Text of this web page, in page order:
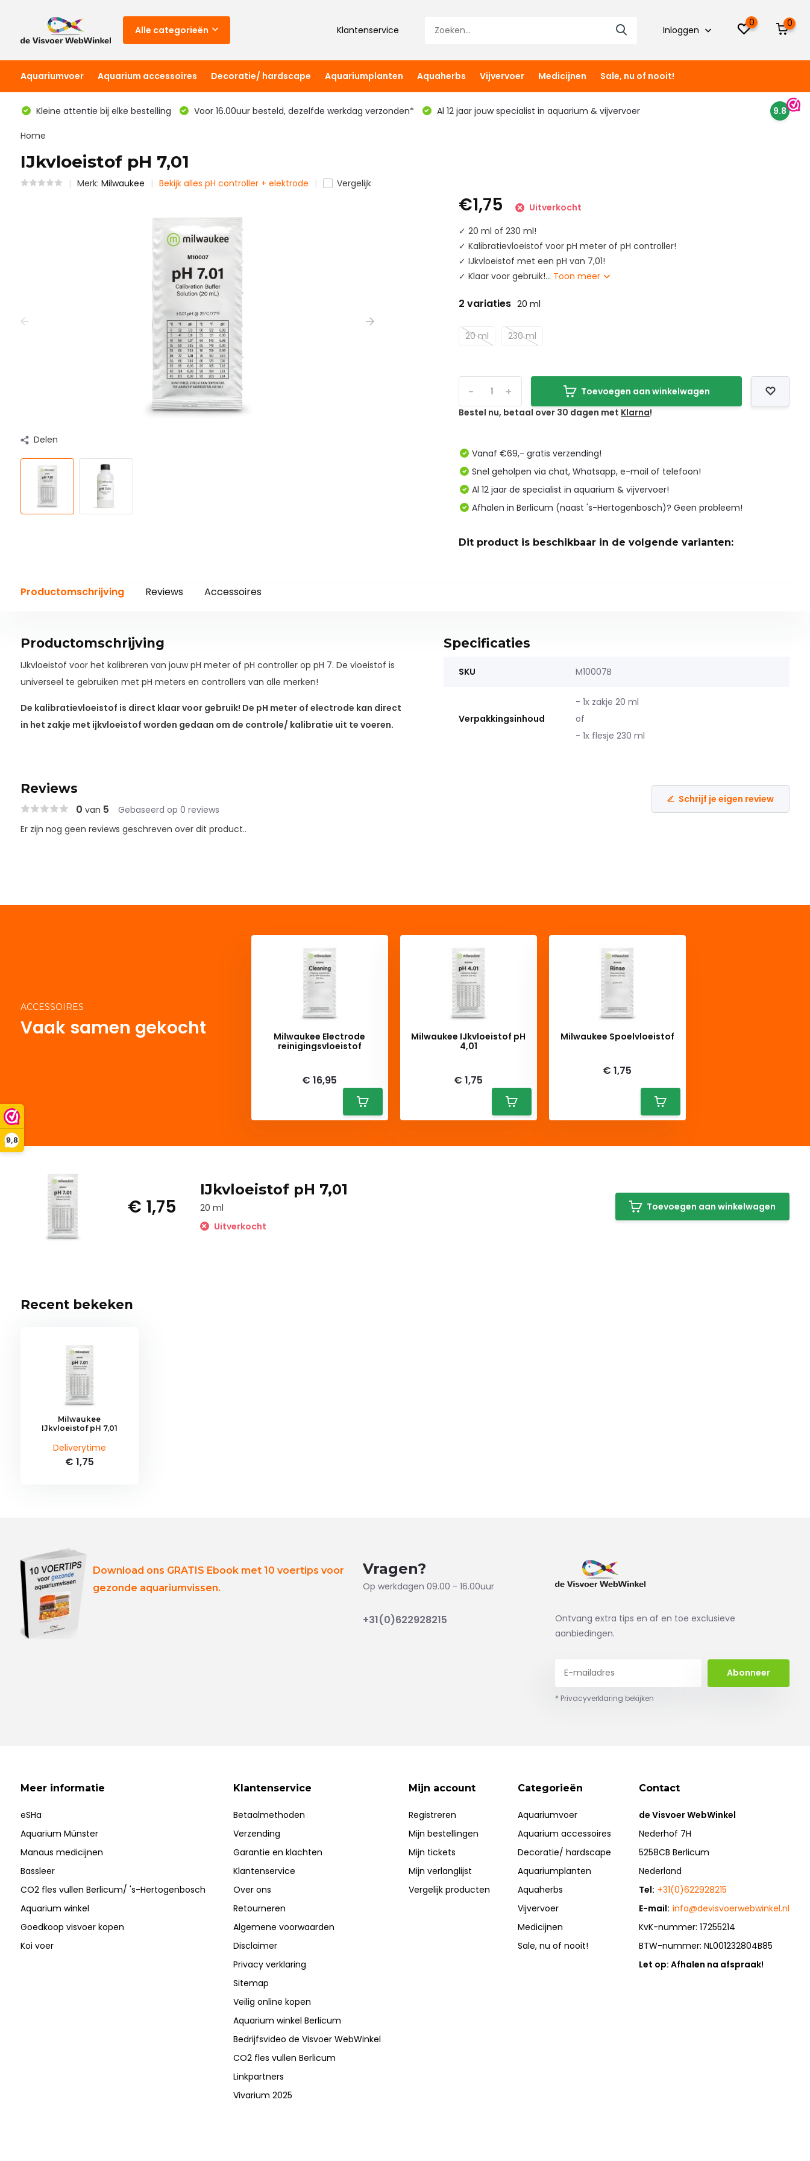
9,8
Alle categorieën Klantenservice Inloggen
0 0
Aquariumvoer Aquarium accessoires Decoratie/ hardscape Aquariumplanten Aquaherbs Vijvervoer Medicijnen Sale, nu of nooit!
Kleine attentie bij elke bestelling Voor 16.00uur besteld, dezelfde werkdag verzonden* Al 12 jaar jouw specialist in aquarium & vijvervoer 9.8
Home
IJkvloeistof pH 7,01
Merk: Milwaukee Bekijk alles pH controller + elektrode Vergelijk
Delen
€1,75
Uitverkocht
✓ 20 ml of 230 ml!
✓ Kalibratievloeistof voor pH meter of pH controller!
✓ IJkvloeistof met een pH van 7,01!
✓ Klaar voor gebruik!... Toon meer
2 variaties 20 ml
20 ml 230 ml
+
-
Toevoegen aan winkelwagen
Bestel nu, betaal over 30 dagen met Klarna!
Vanaf €69,- gratis verzending!
Snel geholpen via chat, Whatsapp, e-mail of telefoon!
Al 12 jaar de specialist in aquarium & vijvervoer!
Afhalen in Berlicum (naast 's-Hertogenbosch)? Geen probleem!
Dit product is beschikbaar in de volgende varianten:
Productomschrijving Reviews Accessoires
Productomschrijving
IJkvloeistof voor het kalibreren van jouw pH meter of pH controller op pH 7. De vloeistof is
universeel te gebruiken met pH meters en controllers van alle merken!
De kalibratievloeistof is direct klaar voor gebruik! De pH meter of electrode kan direct
in het zakje met ijkvloeistof worden gedaan om de controle/ kalibratie uit te voeren.
Specificaties
SKU M10007B
Verpakkingsinhoud
- 1x zakje 20 ml
of
- 1x flesje 230 ml
Reviews
0 van 5 Gebaseerd op 0 reviews
Schrijf je eigen review
Er zijn nog geen reviews geschreven over dit product..
ACCESSOIRES
Vaak samen gekocht
Milwaukee Electrode
reinigingsvloeistof
€ 16,95
Milwaukee IJkvloeistof pH
4,01
€ 1,75
Milwaukee Spoelvloeistof
€ 1,75
€ 1,75
IJkvloeistof pH 7,01
20 ml
Uitverkocht
Toevoegen aan winkelwagen
Recent bekeken
Milwaukee
IJkvloeistof pH 7,01
Deliverytime
€ 1,75
Download ons GRATIS Ebook met 10 voertips voor
gezonde aquariumvissen.
Vragen?
Op werkdagen 09.00 - 16.00uur
+31(0)622928215
Ontvang extra tips en af en toe exclusieve
aanbiedingen.
Abonneer
* Privacyverklaring bekijken
Meer informatie
eSHa
Aquarium Münster
Manaus medicijnen
Bassleer
CO2 fles vullen Berlicum/ 's-Hertogenbosch
Aquarium winkel
Goedkoop visvoer kopen
Koi voer
Klantenservice
Betaalmethoden
Verzending
Garantie en klachten
Klantenservice
Over ons
Retourneren
Algemene voorwaarden
Disclaimer
Privacy verklaring
Sitemap
Veilig online kopen
Aquarium winkel Berlicum
Bedrijfsvideo de Visvoer WebWinkel
CO2 fles vullen Berlicum
Linkpartners
Vivarium 2025
Mijn account
Registreren
Mijn bestellingen
Mijn tickets
Mijn verlanglijst
Vergelijk producten
Categorieën
Aquariumvoer
Aquarium accessoires
Decoratie/ hardscape
Aquariumplanten
Aquaherbs
Vijvervoer
Medicijnen
Sale, nu of nooit!
Contact
de Visvoer WebWinkel
Nederhof 7H
5258CB Berlicum
Nederland
Tel: +31(0)622928215
E-mail: info@devisvoerwebwinkel.nl
KvK-nummer: 17255214
BTW-nummer: NL001232804B85
Let op: Afhalen na afspraak!